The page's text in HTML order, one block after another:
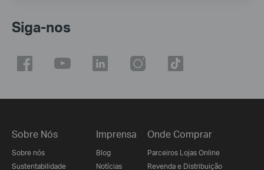
Siga-nos
Sobre Nós
Sobre nós
Sustentabilidade
Imprensa
Blog
Notícias
Onde Comprar
Parceiros Lojas Online
Revenda e Distribuição